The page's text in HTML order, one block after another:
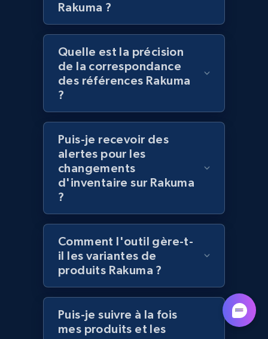
Lazada - Products - Discover products by
category URL or brand URL
URL, Title, Rating, Reviews, Initial price, Final
price, Currency, Stock, and more.
991+ 165+
Lazada - Products - Discover products by
seller URL
URL, Title, Rating, Reviews, Initial price, Final
price, Currency, Stock, and more.
Rakuma ?
Quelle est la précision
de la correspondance
des références Rakuma
?
Puis-je recevoir des
alertes pour les
changements
d'inventaire sur Rakuma
?
Comment l'outil gère-t-
il les variantes de
produits Rakuma ?
Puis-je suivre à la fois
mes produits et les